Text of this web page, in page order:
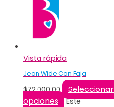
Vista rápida
Jean Wide Con Faja
$72.000,00
Seleccionar
opciones
Este